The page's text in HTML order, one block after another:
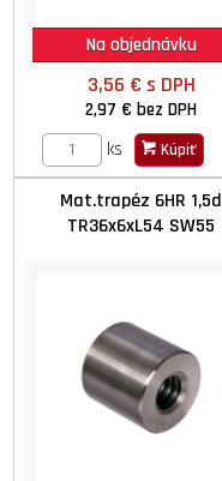
Na objednávku
3,56 € s DPH
2,97 €bez DPH
ks
Kúpiť
Mat.trapéz 6HR 1,5d
TR36x6xL54 SW55